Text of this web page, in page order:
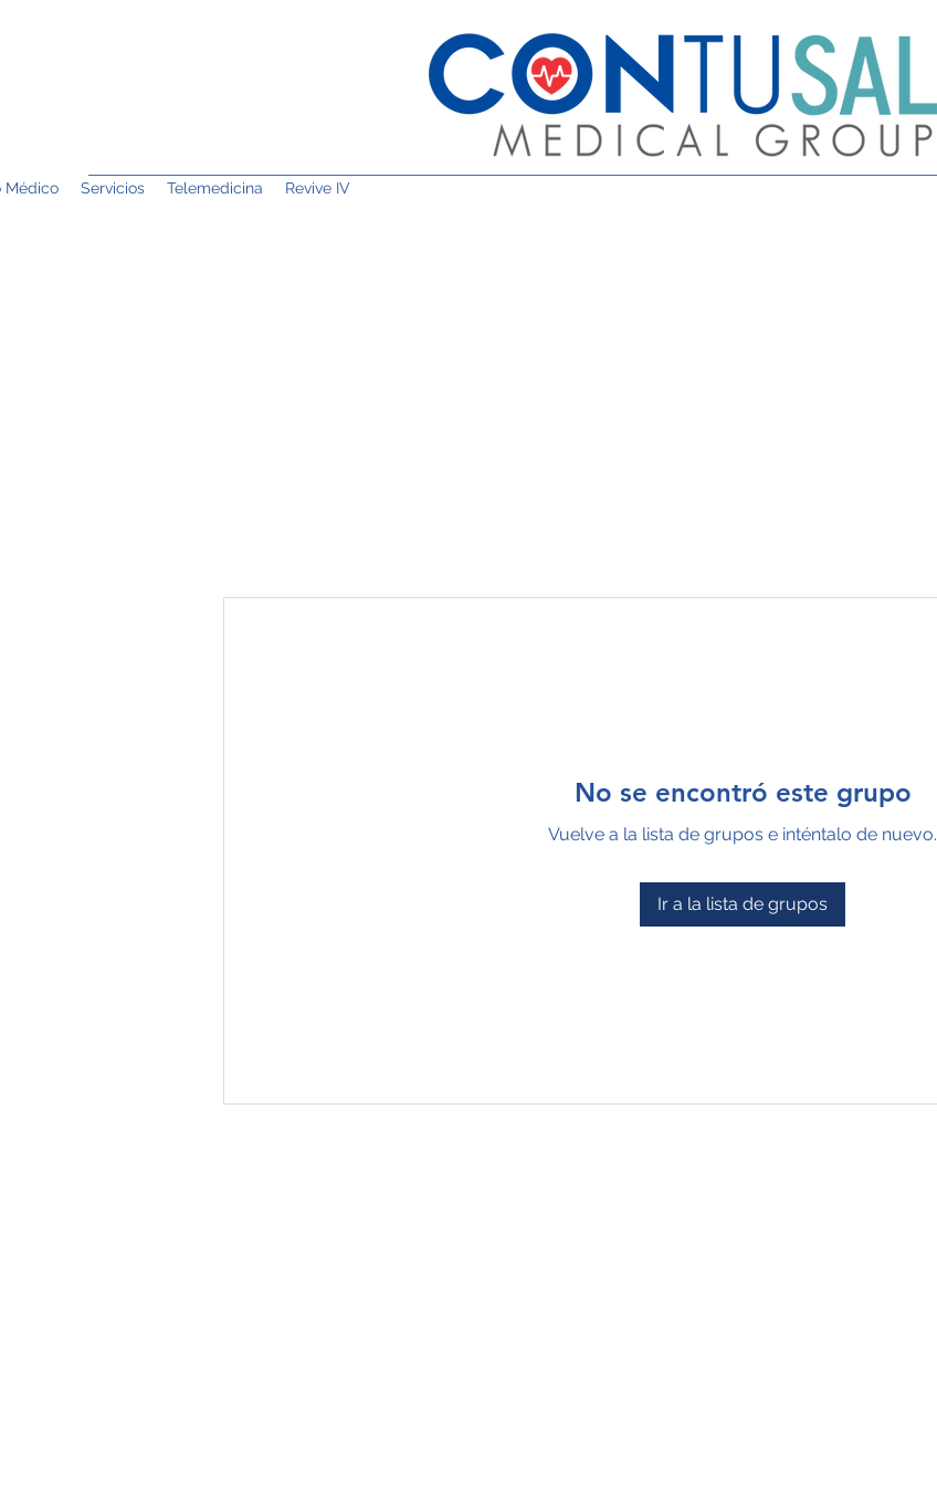
Médico Servicios Telemedicina Revive IV
No se encontró este grupo
Vuelve a la lista de grupos e inténtalo de nuevo.
Ir a la lista de grupos